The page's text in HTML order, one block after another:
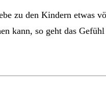
zu den Kindern etwas
kann, so geht das